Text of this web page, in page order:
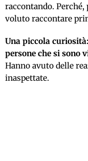
raccontando.
voluto raccontare
Una piccola
persone che si sono
Hanno avuto delle
inaspettate.